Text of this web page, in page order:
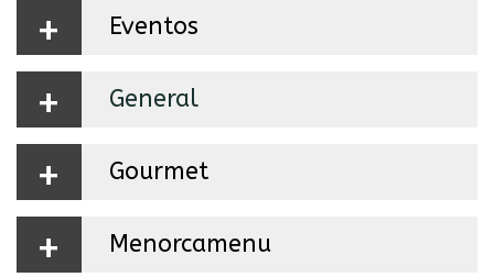
+ Eventos
+ General
+ Gourmet
+ Menorcamenu